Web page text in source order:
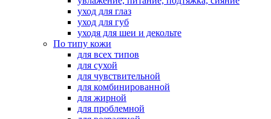
уход для глаз
уход для губ
уходя для шеи и декольте
По типу кожи
для всех типов
для сухой
для чувствительной
для комбинированной
для жирной
для проблемной